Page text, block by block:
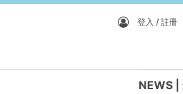
登入 / 註冊
NEWS